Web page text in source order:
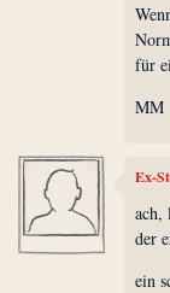
für
MM
Ex-
ach,
der
ein